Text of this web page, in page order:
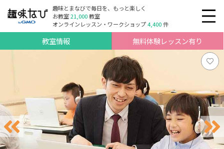
趣味とまなびで毎日を、もっと楽しく
お教室21,000教室
オンラインレッスン・ワークショップ4,400件
教室情報 無料体験レッスン有り